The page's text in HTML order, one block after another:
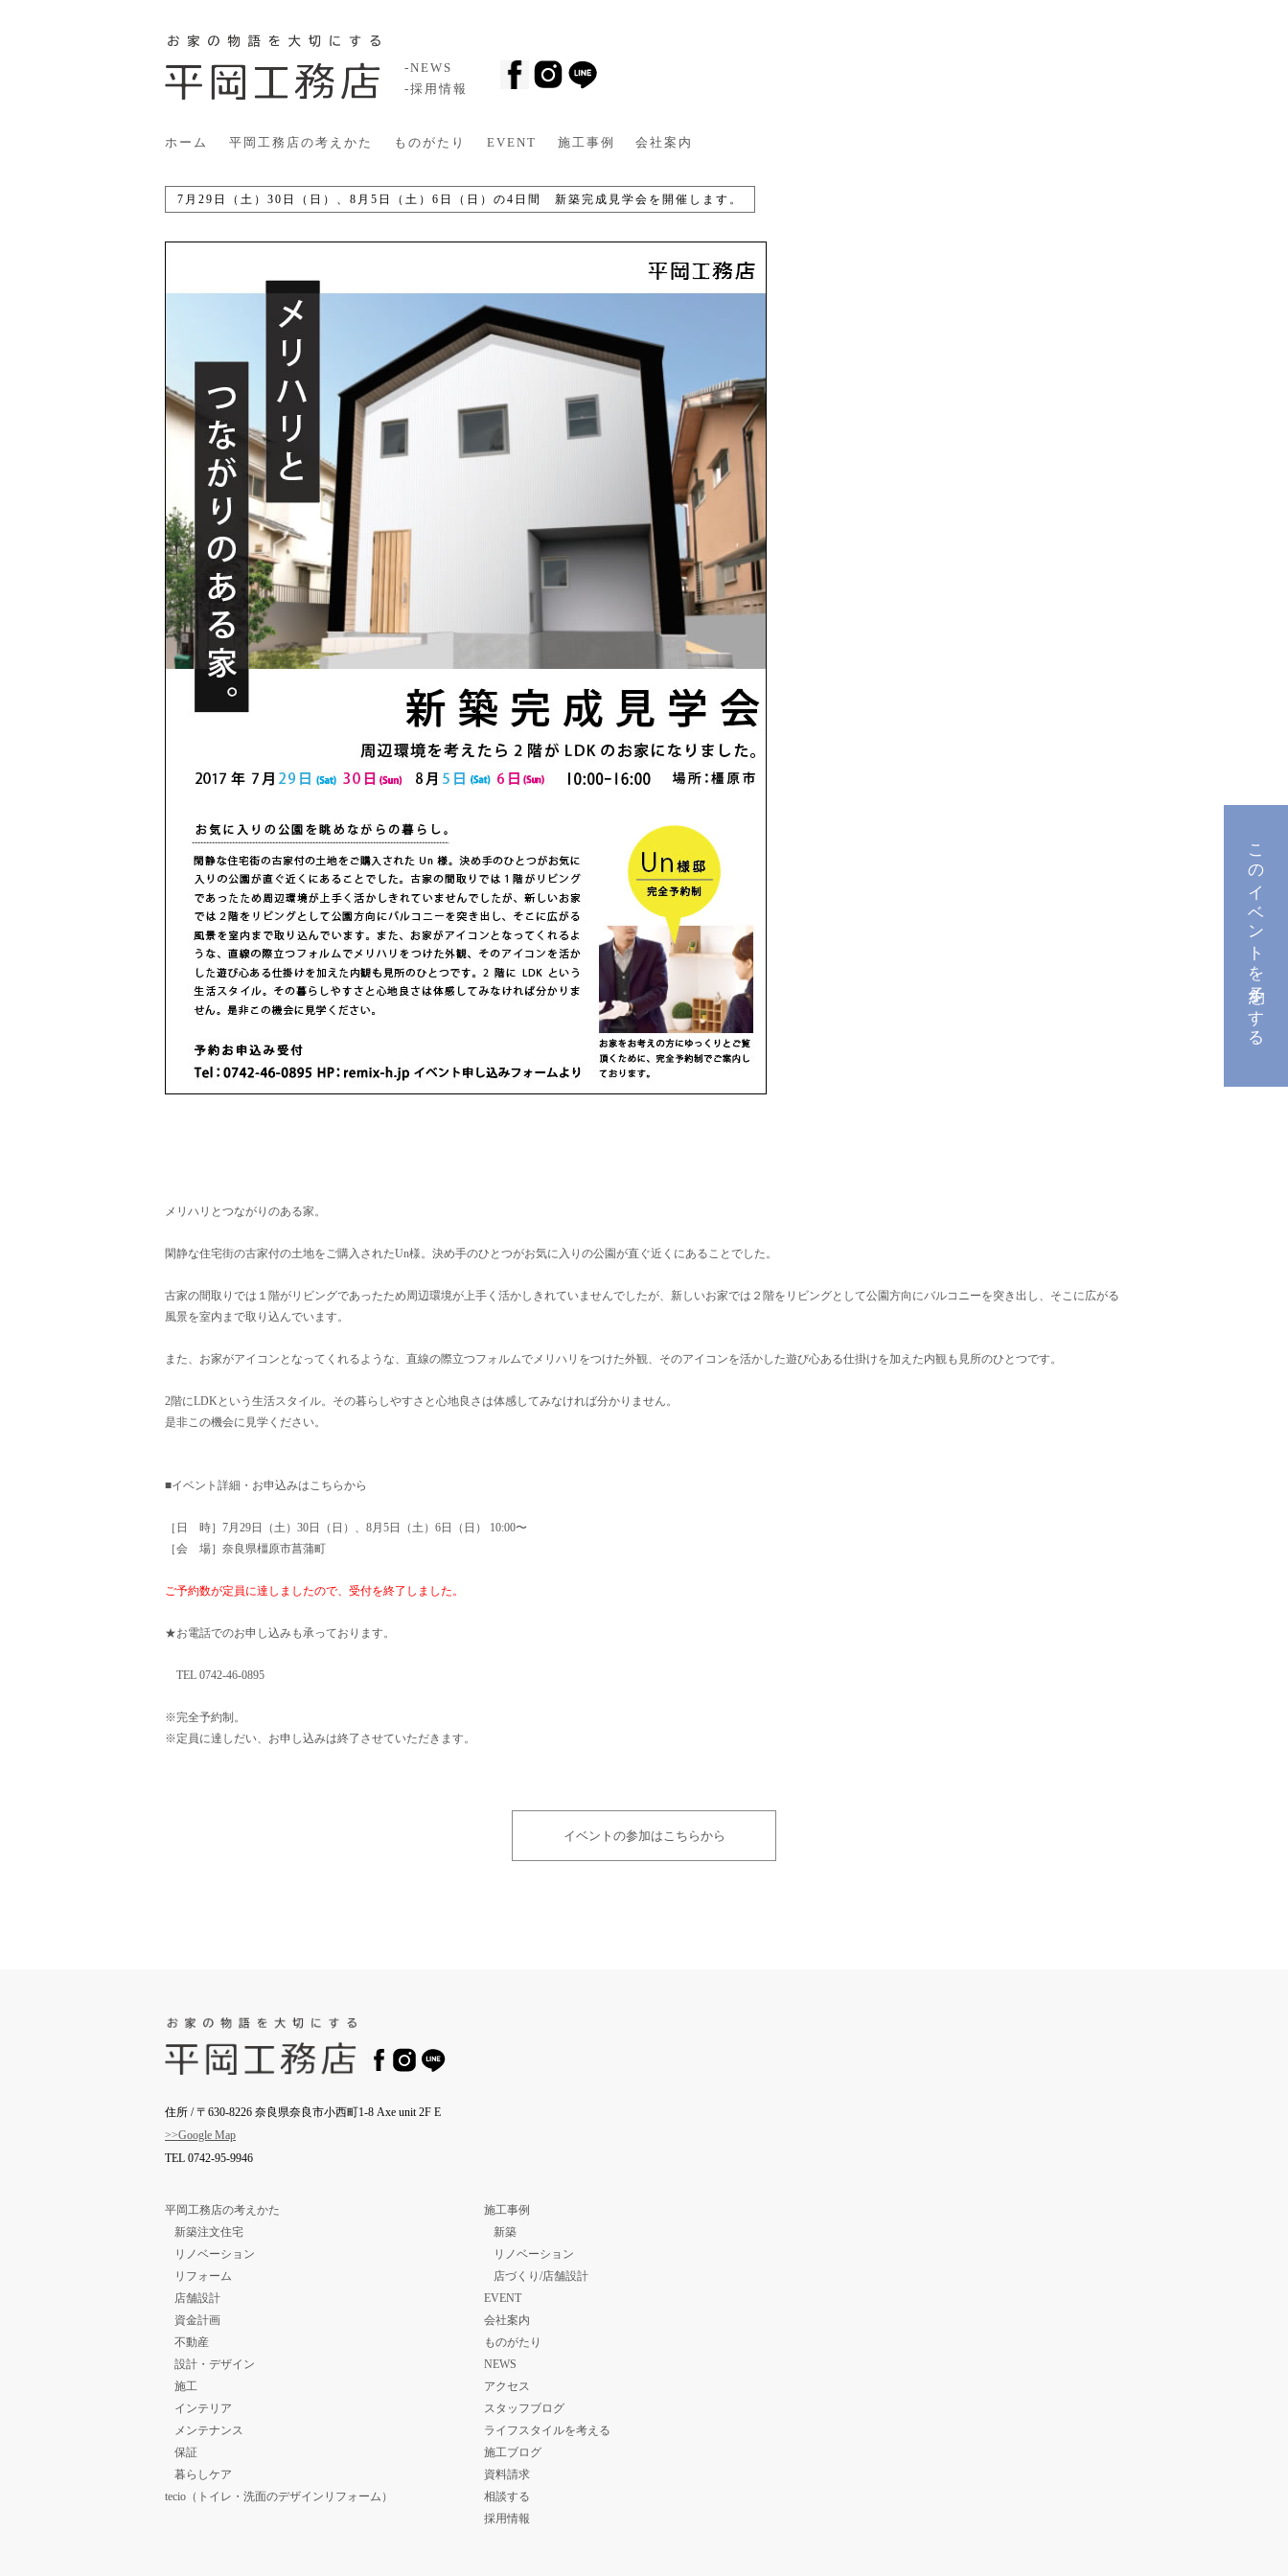
-NEWS
-採用情報
ホーム 平岡工務店の考えかた ものがたり EVENT 施工事例 会社案内
7月29日（土）30日（日）、8月5日（土）6日（日）の4日間 新築完成見学会を開催します。
メリハリとつながりのある家。
閑静な住宅街の古家付の土地をご購入されたUn様。決め手のひとつがお気に入りの公園が直ぐ近くにあることでした。
古家の間取りでは１階がリビングであったため周辺環境が上手く活かしきれていませんでしたが、新しいお家では２階をリビングとして公園方向にバルコニーを突き出し、そこに広がる
風景を室内まで取り込んでいます。
また、お家がアイコンとなってくれるような、直線の際立つフォルムでメリハリをつけた外観、そのアイコンを活かした遊び心ある仕掛けを加えた内観も見所のひとつです。
2階にLDKという生活スタイル。その暮らしやすさと心地良さは体感してみなければ分かりません。
是非この機会に見学ください。
■イベント詳細・お申込みはこちらから
［日 時］7月29日（土）30日（日）、8月5日（土）6日（日） 10:00〜
［会 場］奈良県橿原市菖蒲町
ご予約数が定員に達しましたので、受付を終了しました。
★お電話でのお申し込みも承っております。
TEL 0742-46-0895
※完全予約制。
※定員に達しだい、お申し込みは終了させていただきます。
イベントの参加はこちらから
住所 / 〒630-8226 奈良県奈良市小西町1-8 Axe unit 2F E
>>Google Map
TEL 0742-95-9946
平岡工務店の考えかた
新築注文住宅
リノベーション
リフォーム
店舗設計
資金計画
不動産
設計・デザイン
施工
インテリア
メンテナンス
保証
暮らしケア
tecio（トイレ・洗面のデザインリフォーム）
施工事例
新築
リノベーション
店づくり/店舗設計
EVENT
会社案内
ものがたり
NEWS
アクセス
スタッフブログ
ライフスタイルを考える
施工ブログ
資料請求
相談する
採用情報
このイベントを予約をする